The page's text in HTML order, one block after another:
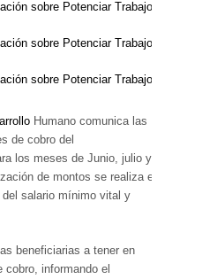
Humano comunica las
de cobro del
los meses de Junio, julio y
de montos se realiza en
salario mínimo vital y
beneficiarias a tener en
informando el